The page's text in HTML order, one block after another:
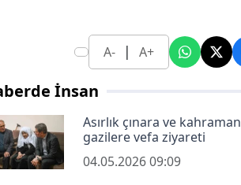
A- | A+
İnsan
Asırlık çınara ve kahraman
gazilere vefa ziyareti
04.05.2026 09:09